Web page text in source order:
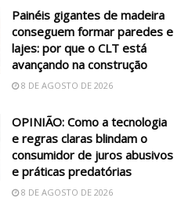
Painéis gigantes de madeira
conseguem formar paredes e
lajes: por que o CLT está
avançando na construção
8 DE AGOSTO DE 2026
OPINIÃO: Como a tecnologia
e regras claras blindam o
consumidor de juros abusivos
e práticas predatórias
8 DE AGOSTO DE 2026